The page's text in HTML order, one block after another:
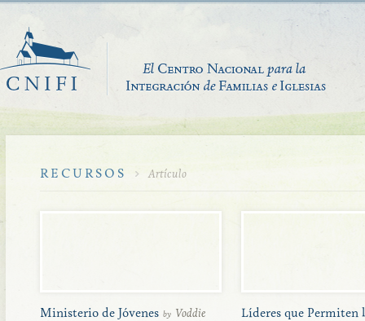
RECURSOS Artículo
Ministerio de Jóvenes by Voddie
Líderes que Permiten